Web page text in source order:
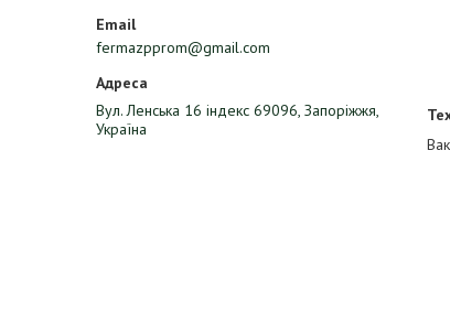
fermazpprom@gmail.com
Вул. Ленська 16 індекс 69096, Запоріжжя,
Україна